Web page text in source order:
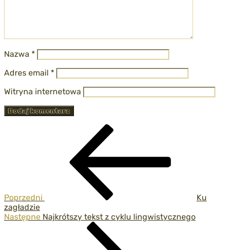
Nazwa *
Adres email *
Witryna internetowa
Poprzedni
Ku
zagładzie
Następny
Następne Najkrótszy tekst z cyklu lingwistycznego